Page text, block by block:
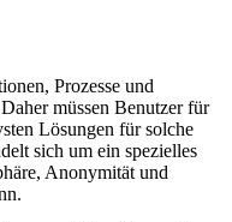
Prozesse und
müssen Benutzer für
Lösungen für solche
sich um ein spezielles
Anonymität und